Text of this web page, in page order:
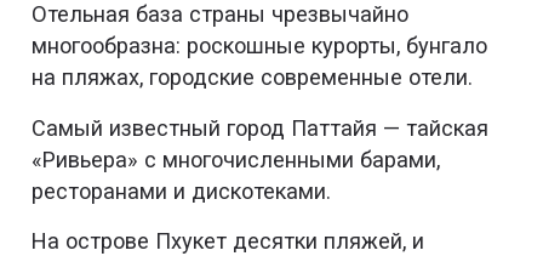
Отельная база страны чрезвычайно
многообразна: роскошные курорты, бунгало
на пляжах, городские современные отели.
Самый известный город Паттайя — тайская
«Ривьера» с многочисленными барами,
ресторанами и дискотеками.
На острове Пхукет десятки пляжей, и